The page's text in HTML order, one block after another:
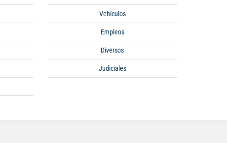
Vehículos
Empleos
Diversos
Judiciales